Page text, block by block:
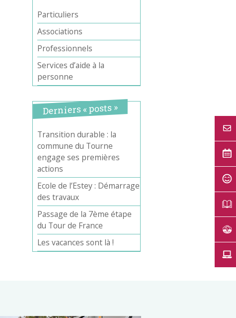
Office 365
Particuliers
Associations
Professionnels
Services d’aide à la
personne
Derniers « posts »
Transition durable : la
commune du Tourne
engage ses premières
actions
Ecole de l’Estey : Démarrage
des travaux
Passage de la 7ème étape
du Tour de France
Les vacances sont là !